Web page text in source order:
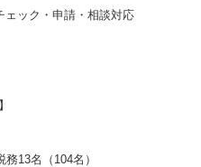
ェック・申請・相談対応
13名（104名）